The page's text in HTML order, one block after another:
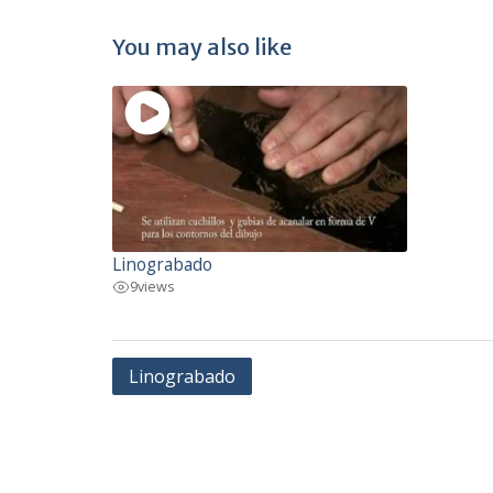
You may also like
Linograbado
9views
Navegación
Linograbado